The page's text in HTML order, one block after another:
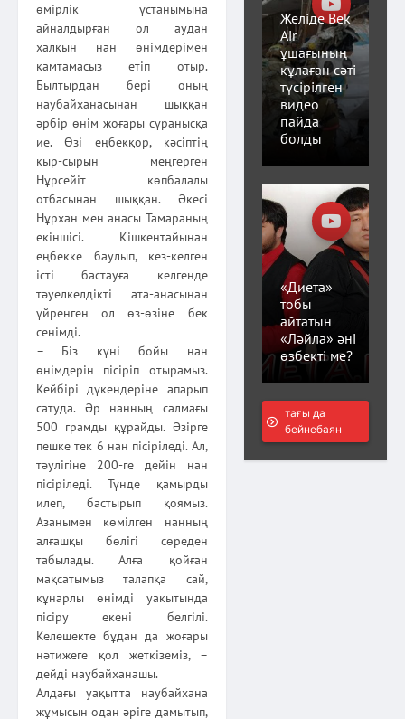
өмірлік ұстанымына
айналдырған ол аудан
халқын нан өнімдерімен
қамтамасыз етіп отыр.
Былтырдан бері оның
наубайханасынан шыққан
әрбір өнім жоғары сұранысқа
ие. Өзі еңбекқор, кәсіптің
қыр-сырын меңгерген
Нұрсейіт көпбалалы
отбасынан шыққан. Әкесі
Нұрхан мен анасы Тамараның
екіншісі. Кішкентайынан
еңбекке баулып, кез-келген
істі бастауға келгенде
тәуелкелдікті ата-анасынан
үйренген ол өз-өзіне бек
сенімді.
– Біз күні бойы нан
өнімдерін пісіріп отырамыз.
Кейбірі дүкендеріне апарып
сатуда. Әр нанның салмағы
500 грамды құрайды. Әзірге
пешке тек 6 нан пісіріледі. Ал,
тәулігіне 200-ге дейін нан
пісіріледі. Түнде қамырды
илеп, бастырып қоямыз.
Азанымен көмілген нанның
алғашқы бөлігі сөреден
табылады. Алға қойған
мақсатымыз талапқа сай,
құнарлы өнімді уақытында
пісіру екені белгілі.
Келешекте бұдан да жоғары
нәтижеге қол жеткіземіз, –
дейді наубайханашы.
Алдағы уақытта наубайхана
жұмысын одан әріге дамытып,
Желіде Bek
Air
ұшағының
құлаған сәті
түсірілген
видео
пайда
болды
«Диета»
тобы
айтатын
«Ләйла» әні
өзбекті ме?
тағы да
бейнебаян